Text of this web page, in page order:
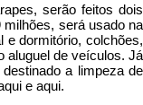
serão feitos dois
será usado na
e dormitório, colchões,
aluguel de veículos. Já
a limpeza de
e aqui.